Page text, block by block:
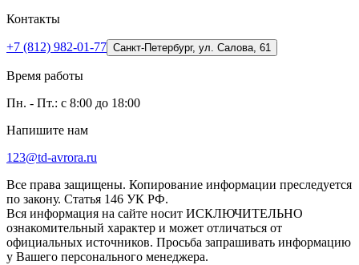
Контакты
+7 (812) 982-01-77 Санкт-Петербург, ул. Салова, 61
Время работы
Пн. - Пт.: с 8:00 до 18:00
Напишите нам
123@td-avrora.ru
Все права защищены. Копирование информации преследуется
по закону. Статья 146 УК РФ.
Вся информация на сайте носит ИСКЛЮЧИТЕЛЬНО
ознакомительный характер и может отличаться от
официальных источников. Просьба запрашивать информацию
у Вашего персонального менеджера.